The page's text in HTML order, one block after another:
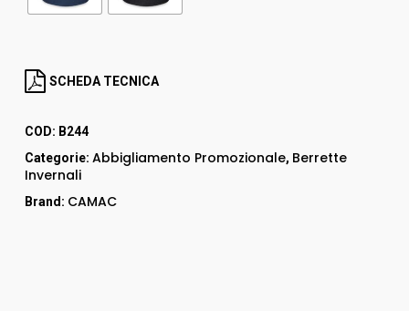
SCHEDA TECNICA
COD: B244
Categorie: Abbigliamento Promozionale, Berrette
Invernali
Brand: CAMAC